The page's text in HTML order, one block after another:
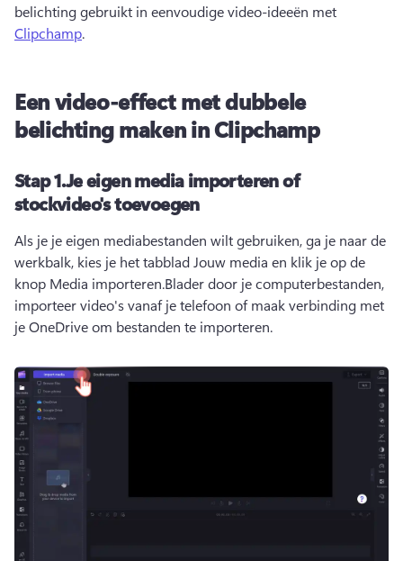
belichting gebruikt in eenvoudige video-ideeën met
Clipchamp.
Een video-effect met dubbele
belichting maken in Clipchamp
Stap 1.Je eigen media importeren of
stockvideo's toevoegen
Als je je eigen mediabestanden wilt gebruiken, ga je naar de
werkbalk, kies je het tabblad Jouw media en klik je op de
knop Media importeren.Blader door je computerbestanden,
importeer video's vanaf je telefoon of maak verbinding met
je OneDrive om bestanden te importeren.